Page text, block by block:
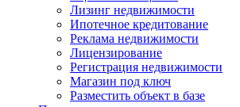
Лизинг недвижимости
Ипотечное кредитование
Реклама недвижимости
Лицензирование
Регистрация недвижимости
Магазин под ключ
Разместить объект в базе